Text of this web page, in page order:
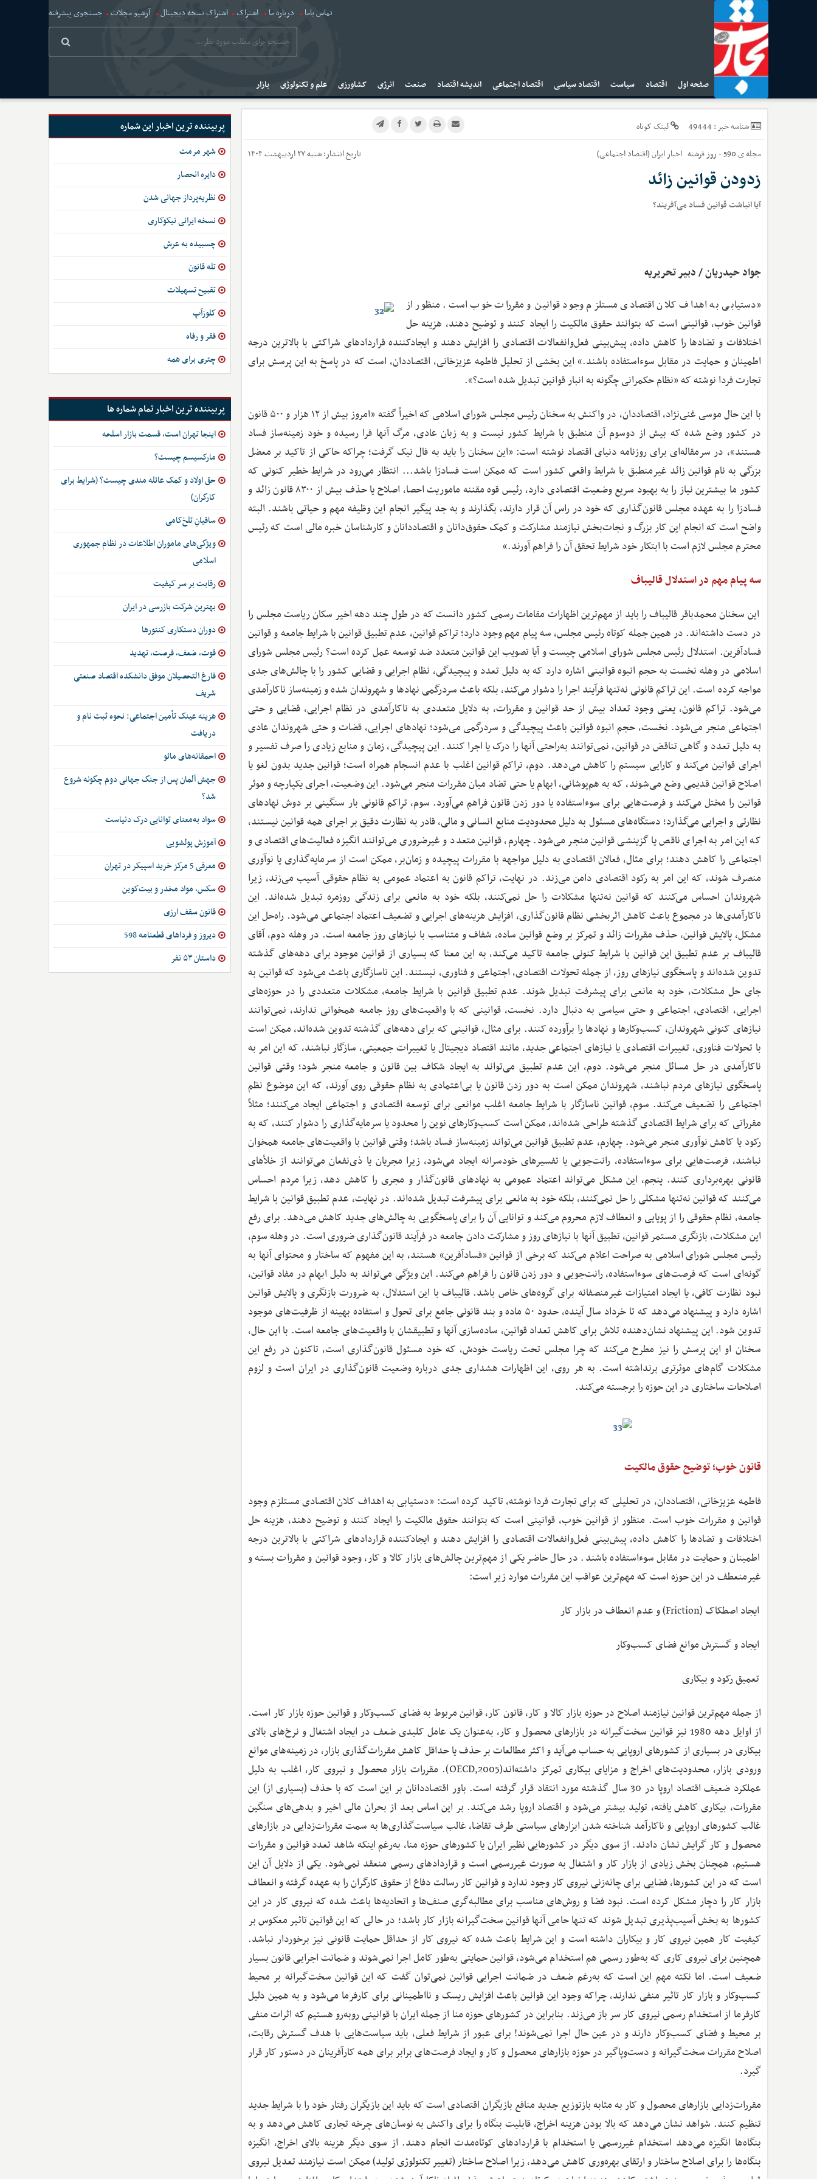
تماس باما درباره ما اشتراک اشتراک نسخه دیجیتال آرشیو مجلات جستجوی پیشرفته
صفحه اول اقتصاد سیاست اقتصاد سیاسی اقتصاد اجتماعی اندیشه اقتصاد صنعت انرژی کشاورزی علم و تکنولوژی بازار
شناسه خبر :49444
لینک کوتاه
مجله ی 590 - روز فرشته
اخبارایران (اقتصاد اجتماعی) تاریخ انتشار:شنبه ۲۷ اردیبهشت ۱۴۰۴
زدودن قوانین زائد
آیا انباشت قوانین فساد می‌آفریند؟
جواد حیدریان / دبیر تحریریه
«دستیابی به اهداف کلان اقتصادی مستلزم وجود قوانین و مقررات خوب است. منظور از
قوانین خوب، قوانینی است که بتوانند حقوق مالکیت را ایجاد کنند و توضیح دهند، هزینه حل
اختلافات و تضادها را کاهش داده، پیش‌بینی فعل‌وانفعالات اقتصادی را افزایش دهند و ایجادکننده قراردادهای شراکتی با بالاترین درجه
اطمینان و حمایت در مقابل سوءاستفاده باشند.» این بخشی از تحلیل فاطمه عزیزخانی، اقتصاددان، است که در پاسخ به این پرسش برای
تجارت فردا نوشته که «نظام حکمرانی چگونه به انبار قوانین تبدیل شده است؟».
با این حال موسی غنی‌نژاد، اقتصاددان، در واکنش به سخنان رئیس مجلس شورای اسلامی که اخیراً گفته «امروز بیش از ۱۲ هزار و ۵۰۰ قانون
در کشور وضع شده که بیش از دوسوم آن منطبق با شرایط کشور نیست و به زبان عادی، مرگ آنها فرا رسیده و خود زمینه‌ساز فساد
هستند»، در سرمقاله‌ای برای روزنامه دنیای اقتصاد نوشته است: «این سخنان را باید به فال نیک گرفت؛ چراکه حاکی از تاکید بر معضل
بزرگی به نام قوانین زائد غیرمنطبق با شرایط واقعی کشور است که ممکن است فسادزا باشد... انتظار می‌رود در شرایط خطیر کنونی که
کشور ما بیشترین نیاز را به بهبود سریع وضعیت اقتصادی دارد، رئیس قوه مقننه ماموریت احصا، اصلاح یا حذف بیش از ۸۳۰۰ قانون زائد و
فسادزا را به عهده مجلس قانون‌گذاری که خود در راس آن قرار دارند، بگذارند و به جد پیگیر انجام این وظیفه مهم و حیاتی باشند. البته
واضح است که انجام این کار بزرگ و نجات‌بخش نیازمند مشارکت و کمک حقوق‌دانان و اقتصاددانان و کارشناسان خبره مالی است که رئیس
محترم مجلس لازم است با ابتکار خود شرایط تحقق آن را فراهم آورند.»
سه پیام مهم در استدلال قالیباف
این سخنان محمدباقر قالیباف را باید از مهم‌ترین اظهارات مقامات رسمی کشور دانست که در طول چند دهه اخیر سکان ریاست مجلس را
در دست داشته‌اند. در همین جمله کوتاه رئیس مجلس، سه پیام مهم وجود دارد؛ تراکم قوانین، عدم تطبیق قوانین با شرایط جامعه و قوانین
فسادآفرین. استدلال رئیس مجلس شورای اسلامی چیست و آیا تصویب این قوانین متعدد ضد توسعه عمل کرده است؟ رئیس مجلس شورای
اسلامی در وهله نخست به حجم انبوه قوانینی اشاره دارد که به دلیل تعدد و پیچیدگی، نظام اجرایی و قضایی کشور را با چالش‌های جدی
مواجه کرده است. این تراکم قانونی نه‌تنها فرآیند اجرا را دشوار می‌کند، بلکه باعث سردرگمی نهادها و شهروندان شده و زمینه‌ساز ناکارآمدی
می‌شود. تراکم قانون، یعنی وجود تعداد بیش از حد قوانین و مقررات، به دلایل متعددی به ناکارآمدی در نظام اجرایی، قضایی و حتی
اجتماعی منجر می‌شود. نخست، حجم انبوه قوانین باعث پیچیدگی و سردرگمی می‌شود؛ نهادهای اجرایی، قضات و حتی شهروندان عادی
به دلیل تعدد و گاهی تناقض در قوانین، نمی‌توانند به‌راحتی آنها را درک یا اجرا کنند. این پیچیدگی، زمان و منابع زیادی را صرف تفسیر و
اجرای قوانین می‌کند و کارایی سیستم را کاهش می‌دهد. دوم، تراکم قوانین اغلب با عدم انسجام همراه است؛ قوانین جدید بدون لغو یا
اصلاح قوانین قدیمی وضع می‌شوند، که به هم‌پوشانی، ابهام یا حتی تضاد میان مقررات منجر می‌شود. این وضعیت، اجرای یکپارچه و موثر
قوانین را مختل می‌کند و فرصت‌هایی برای سوءاستفاده یا دور زدن قانون فراهم می‌آورد. سوم، تراکم قانونی بار سنگینی بر دوش نهادهای
نظارتی و اجرایی می‌گذارد؛ دستگاه‌های مسئول به دلیل محدودیت منابع انسانی و مالی، قادر به نظارت دقیق بر اجرای همه قوانین نیستند،
که این امر به اجرای ناقص یا گزینشی قوانین منجر می‌شود. چهارم، قوانین متعدد و غیرضروری می‌توانند انگیزه فعالیت‌های اقتصادی و
اجتماعی را کاهش دهند؛ برای مثال، فعالان اقتصادی به دلیل مواجهه با مقررات پیچیده و زمان‌بر، ممکن است از سرمایه‌گذاری یا نوآوری
منصرف شوند، که این امر به رکود اقتصادی دامن می‌زند. در نهایت، تراکم قانون به اعتماد عمومی به نظام حقوقی آسیب می‌زند، زیرا
شهروندان احساس می‌کنند که قوانین نه‌تنها مشکلات را حل نمی‌کنند، بلکه خود به مانعی برای زندگی روزمره تبدیل شده‌اند. این
ناکارآمدی‌ها در مجموع باعث کاهش اثربخشی نظام قانون‌گذاری، افزایش هزینه‌های اجرایی و تضعیف اعتماد اجتماعی می‌شود. راه‌حل این
مشکل، پالایش قوانین، حذف مقررات زائد و تمرکز بر وضع قوانین ساده، شفاف و متناسب با نیازهای روز جامعه است. در وهله دوم، آقای
قالیباف بر عدم تطبیق این قوانین با شرایط کنونی جامعه تاکید می‌کند، به این معنا که بسیاری از قوانین موجود برای دهه‌های گذشته
تدوین شده‌اند و پاسخگوی نیازهای روز، از جمله تحولات اقتصادی، اجتماعی و فناوری، نیستند. این ناسازگاری باعث می‌شود که قوانین به
جای حل مشکلات، خود به مانعی برای پیشرفت تبدیل شوند. عدم تطبیق قوانین با شرایط جامعه، مشکلات متعددی را در حوزه‌های
اجرایی، اقتصادی، اجتماعی و حتی سیاسی به دنبال دارد. نخست، قوانینی که با واقعیت‌های روز جامعه همخوانی ندارند، نمی‌توانند
نیازهای کنونی شهروندان، کسب‌وکارها و نهادها را برآورده کنند. برای مثال، قوانینی که برای دهه‌های گذشته تدوین شده‌اند، ممکن است
با تحولات فناوری، تغییرات اقتصادی یا نیازهای اجتماعی جدید، مانند اقتصاد دیجیتال یا تغییرات جمعیتی، سازگار نباشند، که این امر به
ناکارآمدی در حل مسائل منجر می‌شود. دوم، این عدم تطبیق می‌تواند به ایجاد شکاف بین قانون و جامعه منجر شود؛ وقتی قوانین
پاسخگوی نیازهای مردم نباشند، شهروندان ممکن است به دور زدن قانون یا بی‌اعتمادی به نظام حقوقی روی آورند، که این موضوع نظم
اجتماعی را تضعیف می‌کند. سوم، قوانین ناسازگار با شرایط جامعه اغلب موانعی برای توسعه اقتصادی و اجتماعی ایجاد می‌کنند؛ مثلاً
مقرراتی که برای شرایط اقتصادی گذشته طراحی شده‌اند، ممکن است کسب‌وکارهای نوین را محدود یا سرمایه‌گذاری را دشوار کنند، که به
رکود یا کاهش نوآوری منجر می‌شود. چهارم، عدم تطبیق قوانین می‌تواند زمینه‌ساز فساد باشد؛ وقتی قوانین با واقعیت‌های جامعه همخوان
نباشند، فرصت‌هایی برای سوءاستفاده، رانت‌جویی یا تفسیرهای خودسرانه ایجاد می‌شود، زیرا مجریان یا ذی‌نفعان می‌توانند از خلأهای
قانونی بهره‌برداری کنند. پنجم، این مشکل می‌تواند اعتماد عمومی به نهادهای قانون‌گذار و مجری را کاهش دهد، زیرا مردم احساس
می‌کنند که قوانین نه‌تنها مشکلی را حل نمی‌کنند، بلکه خود به مانعی برای پیشرفت تبدیل شده‌اند. در نهایت، عدم تطبیق قوانین با شرایط
جامعه، نظام حقوقی را از پویایی و انعطاف لازم محروم می‌کند و توانایی آن را برای پاسخگویی به چالش‌های جدید کاهش می‌دهد. برای رفع
این مشکلات، بازنگری مستمر قوانین، تطبیق آنها با نیازهای روز و مشارکت دادن جامعه در فرآیند قانون‌گذاری ضروری است. در وهله سوم،
رئیس مجلس شورای اسلامی به صراحت اعلام می‌کند که برخی از قوانین «فسادآفرین» هستند، به این مفهوم که ساختار و محتوای آنها به
گونه‌ای است که فرصت‌های سوءاستفاده، رانت‌جویی و دور زدن قانون را فراهم می‌کند. این ویژگی می‌تواند به دلیل ابهام در مفاد قوانین،
نبود نظارت کافی، یا ایجاد امتیازات غیرمنصفانه برای گروه‌های خاص باشد. قالیباف با این استدلال، به ضرورت بازنگری و پالایش قوانین
اشاره دارد و پیشنهاد می‌دهد که تا خرداد سال آینده، حدود ۵۰ ماده و بند قانونی جامع برای تحول و استفاده بهینه از ظرفیت‌های موجود
تدوین شود. این پیشنهاد نشان‌دهنده تلاش برای کاهش تعداد قوانین، ساده‌سازی آنها و تطبیقشان با واقعیت‌های جامعه است. با این حال،
سخنان او این پرسش را نیز مطرح می‌کند که چرا مجلس تحت ریاست خودش، که خود مسئول قانون‌گذاری است، تاکنون در رفع این
مشکلات گام‌های موثرتری برنداشته است. به هر روی، این اظهارات هشداری جدی درباره وضعیت قانون‌گذاری در ایران است و لزوم
اصلاحات ساختاری در این حوزه را برجسته می‌کند.
قانون خوب؛ توضیح حقوق مالکیت
فاطمه عزیزخانی، اقتصاددان، در تحلیلی که برای تجارت فردا نوشته، تاکید کرده است: «دستیابی به اهداف کلان اقتصادی مستلزم وجود
قوانین و مقررات خوب است. منظور از قوانین خوب، قوانینی است که بتوانند حقوق مالکیت را ایجاد کنند و توضیح دهند، هزینه حل
اختلافات و تضادها را کاهش داده، پیش‌بینی فعل‌وانفعالات اقتصادی را افزایش دهند و ایجادکننده قراردادهای شراکتی با بالاترین درجه
اطمینان و حمایت در مقابل سوءاستفاده باشند. در حال حاضر یکی از مهم‌ترین چالش‌های بازار کالا و کار، وجود قوانین و مقررات بسته و
غیرمنعطف در این حوزه است که مهم‌ترین عواقب این مقررات موارد زیر است:
ایجاد اصطکاک (Friction) و عدم انعطاف در بازار کار
ایجاد و گسترش موانع فضای کسب‌وکار
تعمیق رکود و بیکاری
از جمله مهم‌ترین قوانین نیازمند اصلاح در حوزه بازار کالا و کار، قانون کار، قوانین مربوط به فضای کسب‌وکار و قوانین حوزه بازار کار است.
از اوایل دهه 1980 نیز قوانین سخت‌گیرانه در بازارهای محصول و کار، به‌عنوان یک عامل کلیدی ضعف در ایجاد اشتغال و نرخ‌های بالای
بیکاری در بسیاری از کشورهای اروپایی به حساب می‌آید و اکثر مطالعات بر حذف یا حداقل کاهش مقررات‌گذاری بازار، در زمینه‌های موانع
ورودی بازار، محدودیت‌های اخراج و مزایای بیکاری تمرکز داشته‌اند(OECD,2005). مقررات بازار محصول و نیروی کار، اغلب به دلیل
عملکرد ضعیف اقتصاد اروپا در 30 سال گذشته مورد انتقاد قرار گرفته است. باور اقتصاددانان بر این است که با حذف (بسیاری از) این
مقررات، بیکاری کاهش یافته، تولید بیشتر می‌شود و اقتصاد اروپا رشد می‌کند. بر این اساس بعد از بحران مالی اخیر و بدهی‌های سنگین
غالب کشورهای اروپایی و ناکارآمد شناخته شدن ابزارهای سیاستی طرف تقاضا، غالب سیاست‌گذاری‌ها به سمت مقررات‌زدایی در بازارهای
محصول و کار گرایش نشان دادند. از سوی دیگر در کشورهایی نظیر ایران یا کشورهای حوزه منا، به‌رغم اینکه شاهد تعدد قوانین و مقررات
هستیم، همچنان بخش زیادی از بازار کار و اشتغال به صورت غیررسمی است و قراردادهای رسمی منعقد نمی‌شود. یکی از دلایل آن این
است که در این کشورها، فضایی برای چانه‌زنی نیروی کار وجود ندارد و قوانین کار رسالت دفاع از حقوق کارگران را به عهده گرفته و انعطاف
بازار کار را دچار مشکل کرده ‌است. نبود فضا و روش‌های مناسب برای مطالبه‌گری صنف‌ها و اتحادیه‌ها باعث شده که نیروی کار در این
کشورها به بخش آسیب‌پذیری تبدیل شوند که تنها حامی آنها قوانین سخت‌گیرانه بازار کار باشد؛ در حالی که این قوانین تاثیر معکوس بر
کیفیت کار همین نیروی کار و بیکاران داشته است و این شرایط باعث شده که نیروی کار از حداقل حمایت قانونی نیز برخوردار نباشد.
همچنین برای نیروی کاری که به‌طور رسمی هم استخدام می‌شود، قوانین حمایتی به‌طور کامل اجرا نمی‌شوند و ضمانت اجرایی قانون بسیار
ضعیف است. اما نکته مهم این است که به‌رغم ضعف در ضمانت اجرایی قوانین نمی‌توان گفت که این قوانین سخت‌گیرانه بر محیط
کسب‌وکار و بازار کار تاثیر منفی ندارند، چراکه وجود این قوانین باعث افزایش ریسک و نااطمینانی برای کارفرما می‌شود و به همین دلیل
کارفرما از استخدام رسمی نیروی‌ کار سر باز می‌زند. بنابراین در کشورهای حوزه منا از جمله ایران با قوانینی روبه‌رو هستیم که اثرات منفی
بر محیط و فضای کسب‌وکار دارند و در عین حال اجرا نمی‌شوند! برای عبور از شرایط فعلی، باید سیاست‌هایی با هدف گسترش رقابت،
اصلاح مقررات سخت‌گیرانه و دست‌وپاگیر در حوزه بازارهای محصول و کار و ایجاد فرصت‌های برابر برای همه کارآفرینان در دستور کار قرار
گیرد.
مقررات‌زدایی بازارهای محصول و کار به مثابه بازتوزیع جدید منافع بازیگران اقتصادی است که باید این بازیگران رفتار خود را با شرایط جدید
تنظیم کنند. شواهد نشان می‌دهد که بالا بودن هزینه اخراج، قابلیت بنگاه را برای واکنش به نوسان‌های چرخه تجاری کاهش می‌دهد و به
بنگاه‌ها انگیزه می‌دهد استخدام غیررسمی یا استخدام با قراردادهای کوتاه‌مدت انجام دهند. از سوی دیگر هزینه بالای اخراج، انگیزه
بنگاه‌ها را برای اصلاح ساختار و ارتقای بهره‌وری کاهش می‌دهد، زیرا اصلاح ساختار (تغییر تکنولوژی تولید) ممکن است نیازمند تعدیل نیروی
پربیننده ترین اخبار این شماره
شهر مرمت
دایره انحصار
نظریه‌پرداز جهانی شدن
نسخه ایرانی نیکوکاری
چسبیده به عرش
تله قانون
تقبیح تسهیلات
کلوزآپ
فقر و رفاه
چتری برای همه
پربیننده ترین اخبار تمام شماره ها
اینجا تهران است، قسمت بازار اسلحه
مارکسیسم چیست؟
حق اولاد و کمک عائله مندی چیست؟ (شرایط برای
کارگران)
ساقیانِ تلخ‌کامی
ویژگی‌های ماموران اطلاعات در نظام جمهوری
اسلامی
رقابت بر سر کیفیت
بهترین شرکت بازرسی در ایران
دوران دستکاری کنتورها
قوت، ضعف، فرصت، تهدید
فارغ التحصیلان موفق دانشکده اقتصاد صنعتی
شریف
هزینه عینک تأمین اجتماعی: نحوه ثبت نام و
دریافت
احمقانه‌های مائو
جهش آلمان پس از جنگ جهانی دوم چگونه شروع
شد؟
سواد به‌معنای توانایی درک دنیاست
آموزش پولشویی
معرفی 5 مرکز خرید اسپیکر در تهران
سکس، مواد مخدر و بیت‌کوین
قانون سقف ارزی
دیروز و فرداهای قطعنامه 598
داستان ۵۳ نفر